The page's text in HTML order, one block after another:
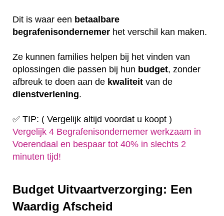
Dit is waar een betaalbare
begrafenisondernemer het verschil kan maken.
Ze kunnen families helpen bij het vinden van
oplossingen die passen bij hun budget, zonder
afbreuk te doen aan de kwaliteit van de
dienstverlening.
✅ TIP: ( Vergelijk altijd voordat u koopt )
Vergelijk 4 Begrafenisondernemer werkzaam in
Voerendaal en bespaar tot 40% in slechts 2
minuten tijd!
Budget Uitvaartverzorging: Een
Waardig Afscheid